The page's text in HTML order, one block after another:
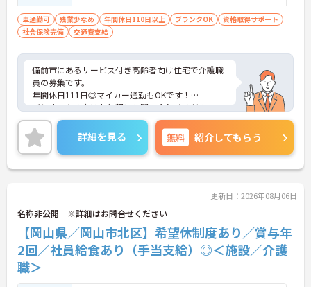
・宿泊費補助などが受けられる独自の「ツクイPLU
S」や勤続3年以上の退職金制度を完備しています
・社内規定の範囲内で髪色や髪型をはじめネイルや
けます
【有資格者のキャリアパス！手厚いチューター制度
と多彩な研修で専門性を高めます 】
・入社後1年間は専門のチューター（指導担当者）
がマンツーマンで手厚くフォローするため新しい環
境でも安心です
・資格手当の支給や公的資格取得・自己啓発支援制
度を通じて有資格者のさらなるステップアップを後
押しします
・階層別研修や所属先以外の事業所で行う交換研修
車通勤可 残業少なめ 年間休日110日以上 ブランクOK
資格取得サポート
社会保険完備
交通費支給
備前市にあるサービス付き高齢者向け住宅で介護職
員の募集です。
年間休日111日◎マイカー通勤もOKです！
ご興味のある方はお気軽にお問い合わせください！
詳細を見る 無料 紹介してもらう
更新日：2026年08月06日
名称非公開 ※詳細はお問合せください
【岡山県／岡山市北区】希望休制度あり／賞与年
2回／社員給食あり（手当支給）◎＜施設／介護
職＞